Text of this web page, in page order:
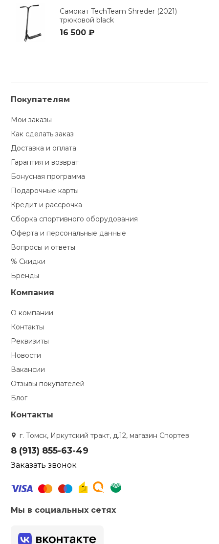
Самокат TechTeam Shreder (2021)
трюковой black
16 500 ₽
Покупателям
Мои заказы
Как сделать заказ
Доставка и оплата
Гарантия и возврат
Бонусная программа
Подарочные карты
Кредит и рассрочка
Сборка спортивного оборудования
Оферта и персональные данные
Вопросы и ответы
% Скидки
Бренды
Компания
О компании
Контакты
Реквизиты
Новости
Вакансии
Отзывы покупателей
Блог
Контакты
г. Томск, Иркутский тракт, д.12, магазин Спортев
8 (913) 855-63-49
Заказать звонок
Мы в социальных сетях